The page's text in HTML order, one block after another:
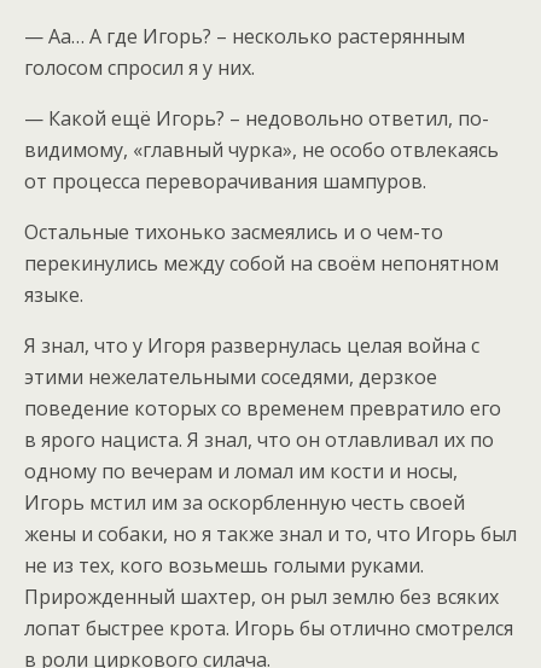
— Аа… А где Игорь? – несколько растерянным
голосом спросил я у них.
— Какой ещё Игорь? – недовольно ответил, по-
видимому, «главный чурка», не особо отвлекаясь
от процесса переворачивания шампуров.
Остальные тихонько засмеялись и о чем-то
перекинулись между собой на своём непонятном
языке.
Я знал, что у Игоря развернулась целая война с
этими нежелательными соседями, дерзкое
поведение которых со временем превратило его
в ярого нациста. Я знал, что он отлавливал их по
одному по вечерам и ломал им кости и носы,
Игорь мстил им за оскорбленную честь своей
жены и собаки, но я также знал и то, что Игорь был
не из тех, кого возьмешь голыми руками.
Прирожденный шахтер, он рыл землю без всяких
лопат быстрее крота. Игорь бы отлично смотрелся
в роли циркового силача.